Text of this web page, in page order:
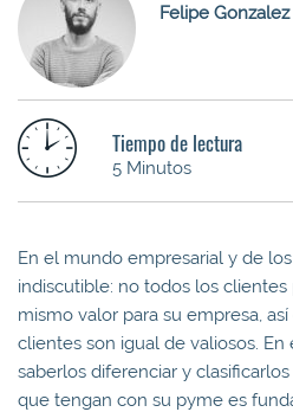
Felipe Gonzalez
Tiempo de lectura
5 Minutos
En el mundo empresarial y de
indiscutible: no todos los
mismo valor para su empresa,
clientes son igual de valiosos.
saberlos diferenciar y
que tengan con su pyme es